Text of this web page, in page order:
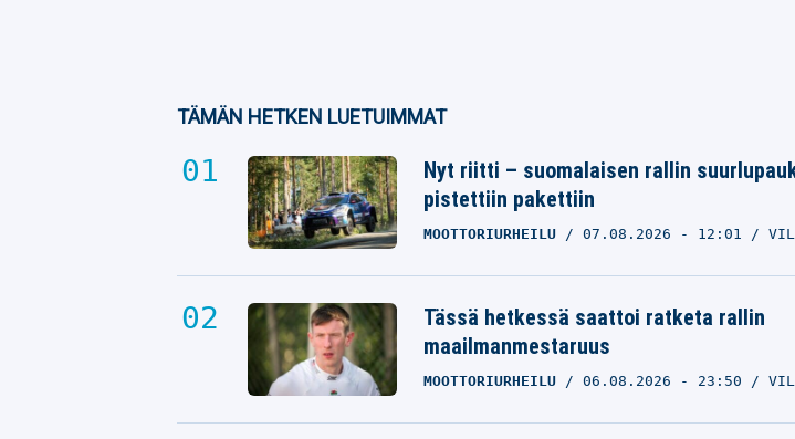
TÄMÄN HETKEN LUETUIMMAT
Nyt riitti – suomalaisen rallin
pistettiin pakettiin
MOOTTORIURHEILU 07.08.2026 - 12:01
Tässä hetkessä saattoi ratketa rallin
maailmanmestaruus
MOOTTORIURHEILU 06.08.2026 - 23:50